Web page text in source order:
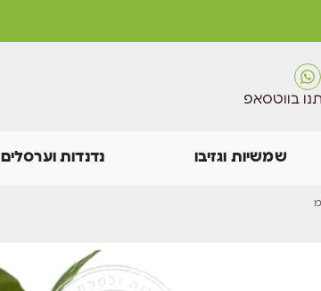
בווטסאפ
שמשיות וגזיבו נדנדות וערסלים